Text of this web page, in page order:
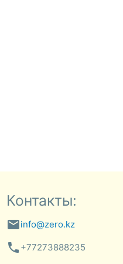
Контакты:
emailinfo@zero.kz
phone +77273888235